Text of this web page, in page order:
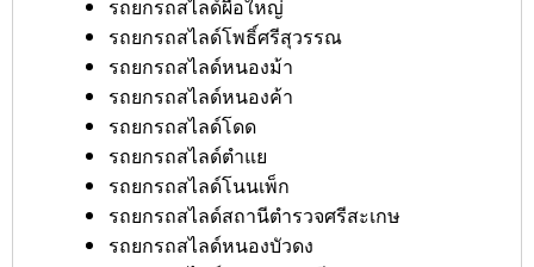
รถยกรถสไลด์ผือใหญ่
รถยกรถสไลด์โพธิ์ศรีสุวรรณ
รถยกรถสไลด์หนองม้า
รถยกรถสไลด์หนองค้า
รถยกรถสไลด์โดด
รถยกรถสไลด์ตำแย
รถยกรถสไลด์โนนเพ็ก
รถยกรถสไลด์สถานีตำรวจศรีสะเกษ
รถยกรถสไลด์หนองบัวดง